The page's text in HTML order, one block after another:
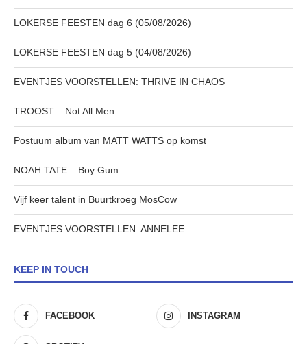
LOKERSE FEESTEN dag 6 (05/08/2026)
LOKERSE FEESTEN dag 5 (04/08/2026)
EVENTJES VOORSTELLEN: THRIVE IN CHAOS
TROOST – Not All Men
Postuum album van MATT WATTS op komst
NOAH TATE – Boy Gum
Vijf keer talent in Buurtkroeg MosCow
EVENTJES VOORSTELLEN: ANNELEE
KEEP IN TOUCH
FACEBOOK INSTAGRAM